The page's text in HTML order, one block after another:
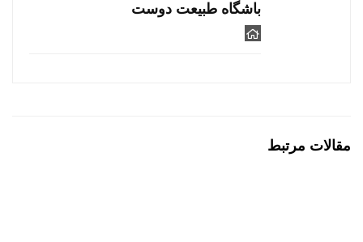
باشگاه طبیعت دوست
مقالات مرتبط